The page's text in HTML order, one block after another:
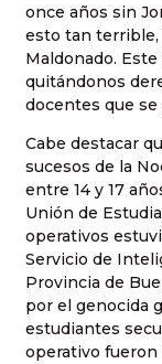
once años sin
esto tan terrible,
Maldonado.
quitándonos
docentes que se
Cabe destacar
sucesos de la
entre 14 y 17
Unión de
operativos
Servicio de
Provincia de
por el genocida
estudiantes
operativo fueron